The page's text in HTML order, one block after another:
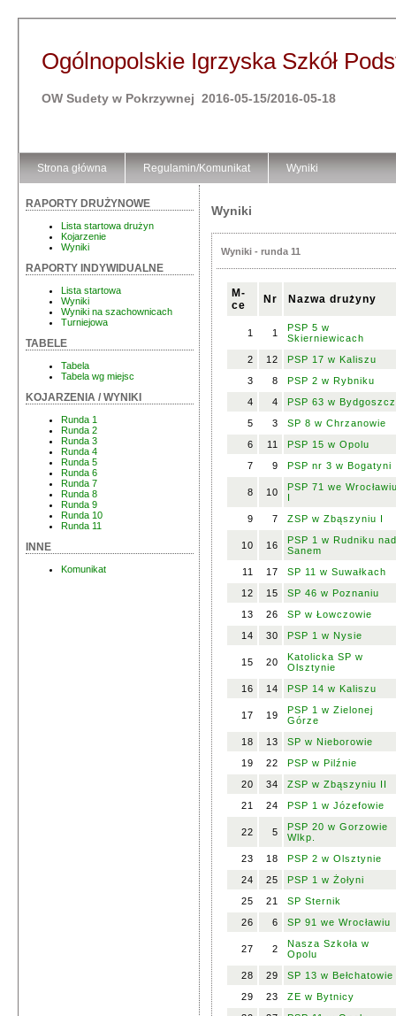
Ogólnopolskie Igrzyska Szkół
OW Sudety w Pokrzywnej 2016-05-15/2016-05-18
Strona główna Regulamin/Komunikat Wyniki
RAPORTY DRUŻYNOWE
Lista startowa drużyn
Kojarzenie
Wyniki
RAPORTY INDYWIDUALNE
Lista startowa
Wyniki
Wyniki na szachownicach
Turniejowa
TABELE
Tabela
Tabela wg miejsc
KOJARZENIA / WYNIKI
Runda 1
Runda 2
Runda 3
Runda 4
Runda 5
Runda 6
Runda 7
Runda 8
Runda 9
Runda 10
Runda 11
INNE
Komunikat
Wyniki
Wyniki - runda 11
M-
ce
Nr Nazwa drużyny
1 1
PSP 5 w
Skierniewicach
2
12
PSP 17 w Kaliszu
3
8
PSP 2 w Rybniku
4
4
PSP 63 w
5
3
SP 8 w Chrzanowie
6
11
PSP 15 w Opolu
7
9 PSP nr 3 w Bogatyni
8 10
PSP 71 we
I
9
7 ZSP w Zbąszyniu I
10 16
PSP 1 w Rudniku nad
Sanem
11
17
SP 11 w Suwałkach
12
15
SP 46 w Poznaniu
13
26
SP w Łowczowie
14
30 PSP 1 w Nysie
15 20
Katolicka SP w
Olsztynie
16
14 PSP 14 w Kaliszu
17 19
PSP 1 w Zielonej
Górze
18
13
SP w Nieborowie
19
22
PSP w Pilźnie
20
34
ZSP w Zbąszyniu II
21
24 PSP 1 w Józefowie
22 5
PSP 20 w Gorzowie
Wlkp.
23
18
PSP 2 w Olsztynie
24
25
PSP 1 w Żołyni
25
21
SP Sternik
26
6 SP 91 we Wrocławiu
27 2
Nasza Szkoła w
Opolu
28
29
SP 13 w Bełchatowie
29
23
ZE w Bytnicy